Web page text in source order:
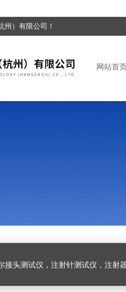
州）有限公司！
网站首
仪，注射针测试仪，注射器测试仪，缝合针测试仪，缝合线测试仪，导管测